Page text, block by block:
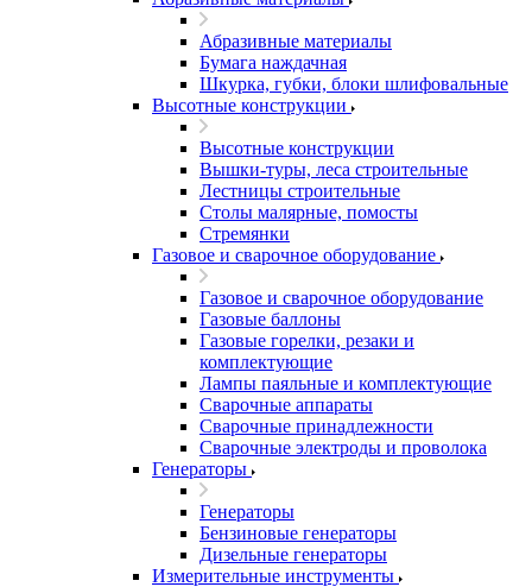
Абразивные материалы
Бумага наждачная
Шкурка, губки, блоки шлифовальные
Высотные конструкции
Высотные конструкции
Вышки-туры, леса строительные
Лестницы строительные
Столы малярные, помосты
Стремянки
Газовое и сварочное оборудование
Газовое и сварочное оборудование
Газовые баллоны
Газовые горелки, резаки и
комплектующие
Лампы паяльные и комплектующие
Сварочные аппараты
Сварочные принадлежности
Сварочные электроды и проволока
Генераторы
Генераторы
Бензиновые генераторы
Дизельные генераторы
Измерительные инструменты